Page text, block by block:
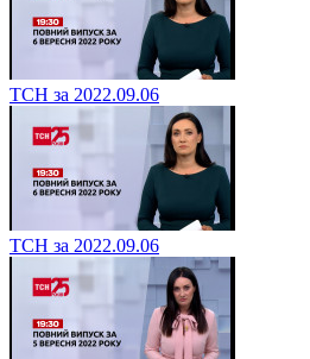
ТСН за 2022.09.06
ТСН за 2022.09.06